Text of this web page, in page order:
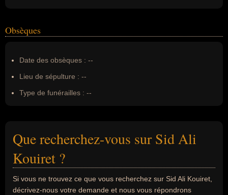
Obsèques
Date des obsèques : --
Lieu de sépulture : --
Type de funérailles : --
Que recherchez-vous sur Sid Ali
Kouiret ?
Si vous ne trouvez ce que vous recherchez sur Sid Ali Kouiret,
décrivez-nous votre demande et nous vous répondrons